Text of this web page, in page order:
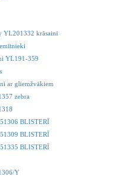
YL201332 krāsaini
YL191-359
ar gliemžvākiem
zebra
BLISTERĪ
BLISTERĪ
BLISTERĪ
Y